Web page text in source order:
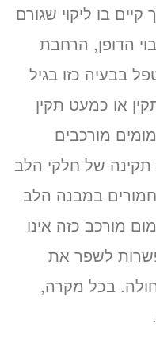
בו ליקוי שגורם
הדופן, הרחבת
בבעיה כזו בגיל
או כמעט תקין
מורכבים
של חלקי הלב
חמורים במבנה הלב
מורכב כזה אינו
לשפר את
בכל מקרה,